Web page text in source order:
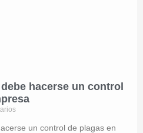
hacerse un control
un control de plagas en